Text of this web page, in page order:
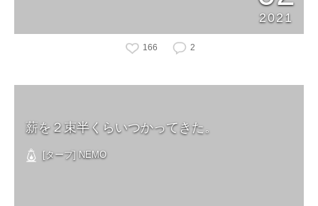
2021
166 2
薪を２束半くらいつかってきた。
[タープ] NEMO